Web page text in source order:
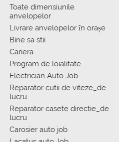
Toate dimensiunile
anvelopelor
Livrare anvelopelor în orașe
Bine sa stii
Cariera
Program de loialitate
Electrician Auto Job
Reparator cutii de viteze_de
lucru
Reparator casete directie_de
lucru
Carosier auto job